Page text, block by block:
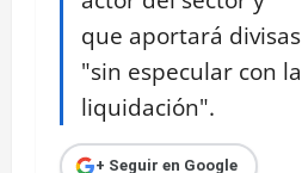
que aportará divisas
"sin especular con la
liquidación".
+ Seguir en Google